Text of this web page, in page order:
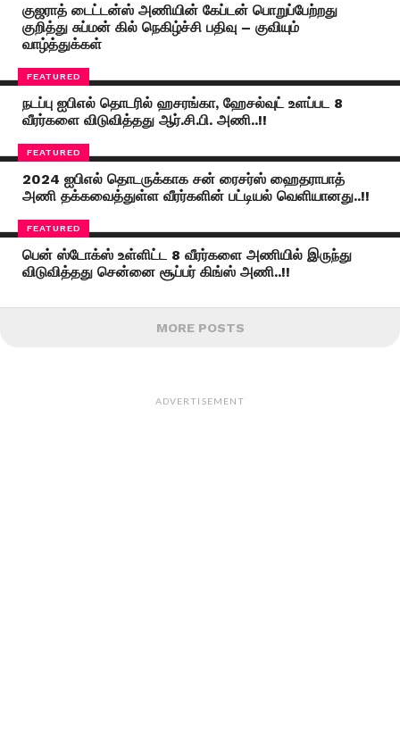
குஜராத் டைட்டன்ஸ் அணியின் கேப்டன் பொறுப்பேற்றது
குறித்து சுப்மன் கில் நெகிழ்ச்சி பதிவு – குவியும்
வாழ்த்துக்கள்
FEATURED
நடப்பு ஐபிஎல் தொடரில் ஹசரங்கா, ஹேசல்வுட் உளப்பட 8
வீரர்களை விடுவித்தது ஆர்.சி.பி. அணி..!!
FEATURED
2024 ஐபிஎல் தொடருக்காக சன் ரைசர்ஸ் ஹைதராபாத்
அணி தக்கவைத்துள்ள வீரர்களின் பட்டியல் வெளியானது..!!
FEATURED
பென் ஸ்டோக்ஸ் உள்ளிட்ட 8 வீரர்களை அணியில் இருந்து
விடுவித்தது சென்னை சூப்பர் கிங்ஸ் அணி..!!
MORE POSTS
ADVERTISEMENT